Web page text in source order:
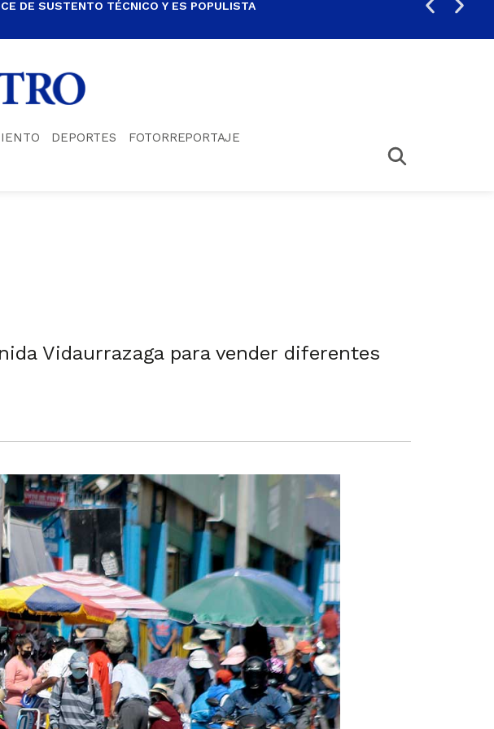
DE SUSTENTO TÉCNICO Y ES POPULISTA
DEPORTES FOTORREPORTAJE
Vidaurrazaga para vender diferentes